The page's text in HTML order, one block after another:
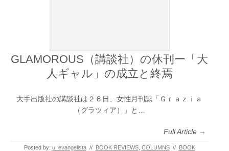
GLAMOROUS（講談社）の休刊ー「大
人ギャル」の成立と終焉
大手出版社の講談社は２６日、女性月刊誌「Ｇｒａｚｉａ
（グラツィア）」と…
Full Article →
Posted by: u_evangelista // BOOK REVIEWS, COLUMNS //
BOOK